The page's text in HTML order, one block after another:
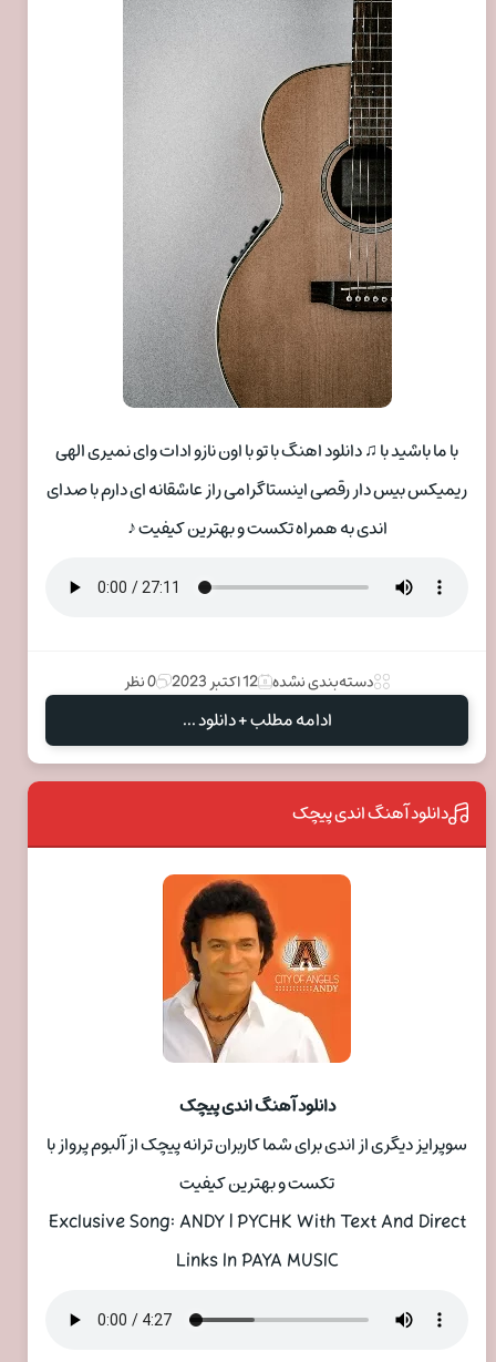
با ما باشید با ♫ دانلود اهنگ با تو با اون نازو ادات وای نمیری الهی
ریمیکس بیس دار رقصی اینستاگرامی راز عاشقانه ای دارم با صدای
اندی به همراه تکست و بهترین کیفیت ♪
دسته‌بندی نشده 12 اکتبر 2023 0 نظر
ادامه مطلب + دانلود ...
دانلود آهنگ اندی پیچک
دانلود آهنگ اندی پیچک
سوپرایز دیگری از اندی برای شما کاربران ترانه پیچک از آلبوم پرواز با
تکست و بهترین کیفیت
Exclusive Song: ANDY | PYCHK With Text And Direct
Links In PAYA MUSIC